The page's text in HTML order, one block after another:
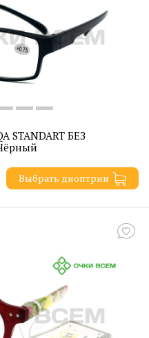
БЕЗ
Выбрать диоптрии